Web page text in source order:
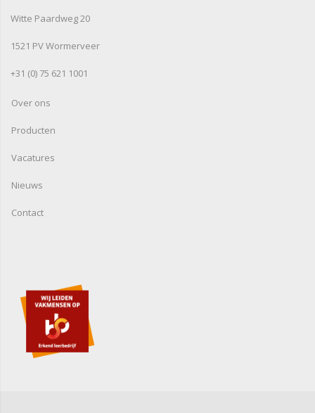
Witte Paardweg 20
1521 PV Wormerveer
+31 (0) 75 621 1001
Over ons
Producten
Vacatures
Nieuws
Contact